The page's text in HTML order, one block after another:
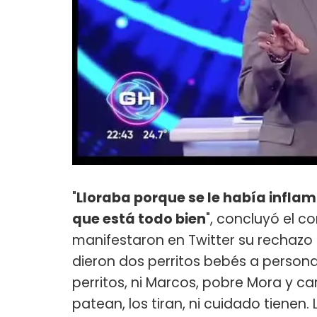
"Lloraba porque se le había
que está todo bien", concluyó el
manifestaron en Twitter su
dieron dos perritos bebés a
perritos, ni Marcos, pobre Mora y
patean, los tiran, ni cuidado